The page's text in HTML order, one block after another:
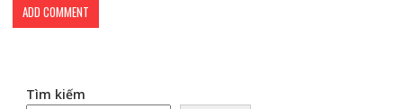
Tìm kiếm